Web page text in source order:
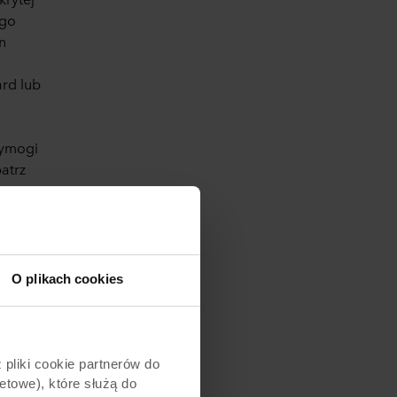
O plikach cookies
cookie partnerów do
które służą do
lub